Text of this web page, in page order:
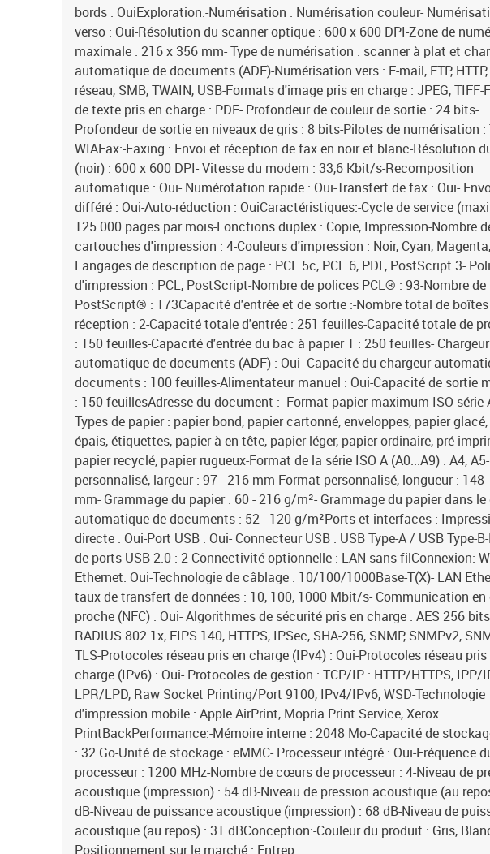
bords : OuiExploration:-Numérisation : Numérisation couleur-
verso : Oui-Résolution du scanner optique : 600 x 600 DPI-Zone de
maximale : 216 x 356 mm- Type de numérisation : scanner à plat et
automatique de documents (ADF)-Numérisation vers : E-mail, FTP,
réseau, SMB, TWAIN, USB-Formats d'image pris en charge : JPEG,
de texte pris en charge : PDF- Profondeur de couleur de sortie : 24 bits-
Profondeur de sortie en niveaux de gris : 8 bits-Pilotes de numérisation :
WIAFax:-Faxing : Envoi et réception de fax en noir et blanc-Résolution
(noir) : 600 x 600 DPI- Vitesse du modem : 33,6 Kbit/s-Recomposition
automatique : Oui- Numérotation rapide : Oui-Transfert de fax : Oui-
différé : Oui-Auto-réduction : OuiCaractéristiques:-Cycle de service
125 000 pages par mois-Fonctions duplex : Copie, Impression-Nombre
cartouches d'impression : 4-Couleurs d'impression : Noir, Cyan,
Langages de description de page : PCL 5c, PCL 6, PDF, PostScript 3-
d'impression : PCL, PostScript-Nombre de polices PCL® : 93-Nombre
PostScript® : 173Capacité d'entrée et de sortie :-Nombre total de
réception : 2-Capacité totale d'entrée : 251 feuilles-Capacité totale de
: 150 feuilles-Capacité d'entrée du bac à papier 1 : 250 feuilles- Chargeur
automatique de documents (ADF) : Oui- Capacité du chargeur
documents : 100 feuilles-Alimentateur manuel : Oui-Capacité de sortie
: 150 feuillesAdresse du document :- Format papier maximum ISO série
Types de papier : papier bond, papier cartonné, enveloppes, papier
épais, étiquettes, papier à en-tête, papier léger, papier ordinaire, pré-
papier recyclé, papier rugueux-Format de la série ISO A (A0...A9) : A4,
personnalisé, largeur : 97 - 216 mm-Format personnalisé, longueur : 148
mm- Grammage du papier : 60 - 216 g/m²- Grammage du papier dans
automatique de documents : 52 - 120 g/m²Ports et interfaces :-
directe : Oui-Port USB : Oui- Connecteur USB : USB Type-A / USB Type-
de ports USB 2.0 : 2-Connectivité optionnelle : LAN sans filConnexion:-
Ethernet: Oui-Technologie de câblage : 10/100/1000Base-T(X)- LAN
taux de transfert de données : 10, 100, 1000 Mbit/s- Communication
proche (NFC) : Oui- Algorithmes de sécurité pris en charge : AES 256
RADIUS 802.1x, FIPS 140, HTTPS, IPSec, SHA-256, SNMP, SNMPv2,
TLS-Protocoles réseau pris en charge (IPv4) : Oui-Protocoles réseau pris
charge (IPv6) : Oui- Protocoles de gestion : TCP/IP : HTTP/HTTPS, IPP/
LPR/LPD, Raw Socket Printing/Port 9100, IPv4/IPv6, WSD-Technologie
d'impression mobile : Apple AirPrint, Mopria Print Service, Xerox
PrintBackPerformance:-Mémoire interne : 2048 Mo-Capacité de
: 32 Go-Unité de stockage : eMMC- Processeur intégré : Oui-Fréquence
processeur : 1200 MHz-Nombre de cœurs de processeur : 4-Niveau de
acoustique (impression) : 54 dB-Niveau de pression acoustique (au
dB-Niveau de puissance acoustique (impression) : 68 dB-Niveau de
acoustique (au repos) : 31 dBConception:-Couleur du produit : Gris,
Positionnement sur le marché : Entrep